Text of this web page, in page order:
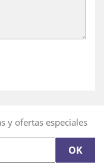
y ofertas especiales